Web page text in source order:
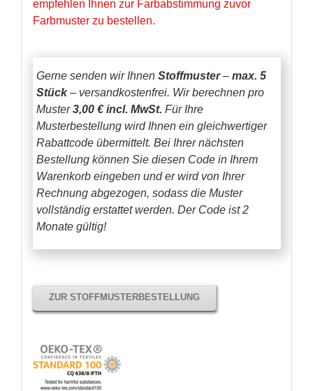
empfehlen Ihnen zur Farbabstimmung zuvor
Farbmuster zu bestellen.
Gerne senden wir Ihnen Stoffmuster– max. 5
Stück– versandkostenfrei. Wir berechnen pro
Muster3,00 € incl. MwSt. Für Ihre
Musterbestellung wird Ihnen ein gleichwertiger
Rabattcode übermittelt. Bei Ihrer nächsten
Bestellung können Sie diesen Code in Ihrem
Warenkorb eingeben und er wird von Ihrer
Rechnung abgezogen, sodass die Muster
vollständig erstattet werden. Der Code ist 2
Monate gültig!
ZUR STOFFMUSTERBESTELLUNG